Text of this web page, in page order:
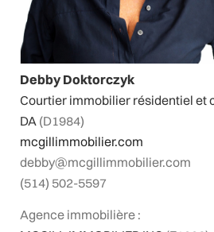
Debby Doktorczyk
Courtier immobilier résidentiel et
DA (D1984)
mcgillimmobilier.com
debby@mcgillimmobilier.com
(514) 502-5597
Agence immobilière :